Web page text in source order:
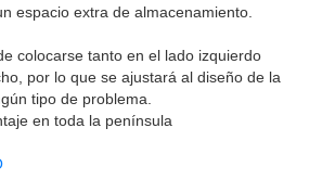
espacio extra de almacenamiento.
colocarse tanto en el lado izquierdo
por lo que se ajustará al diseño de la
tipo de problema.
en toda la península